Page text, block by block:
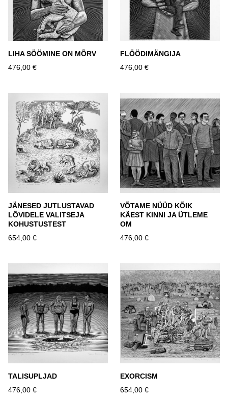
LIHA SÖÖMINE ON MÕRV
476,00 €
FLÖÖDIMÄNGIJA
476,00 €
JÄNESED JUTLUSTAVAD
LÕVIDELE VALITSEJA
KOHUSTUSTEST
654,00 €
VÕTAME NÜÜD KÕIK
KÄEST KINNI JA ÜTLEME
OM
476,00 €
TALISUPLJAD
476,00 €
EXORCISM
654,00 €